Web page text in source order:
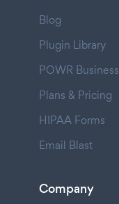
Blog
Plugin Library
POWR Business
Plans & Pricing
HIPAA Forms
Email Blast
Company